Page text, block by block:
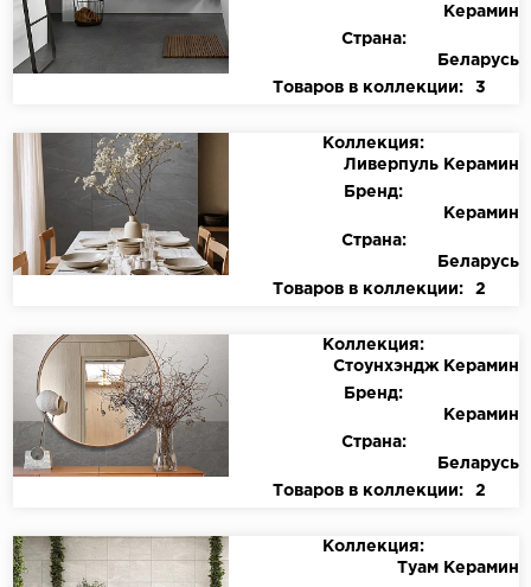
Керамин
Страна:
Беларусь
Товаров в коллекции:
3
Коллекция:
Ливерпуль Керамин
Бренд:
Керамин
Страна:
Беларусь
Товаров в коллекции:
2
Коллекция:
Стоунхэндж Керамин
Бренд:
Керамин
Страна:
Беларусь
Товаров в коллекции:
2
Коллекция:
Туам Керамин